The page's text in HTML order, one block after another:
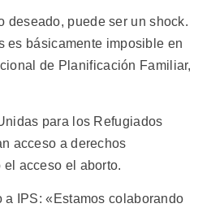
deseado, puede ser un shock.
es básicamente imposible en
de Planificación Familiar,
para los Refugiados
acceso a derechos
acceso el aborto.
IPS: «Estamos colaborando